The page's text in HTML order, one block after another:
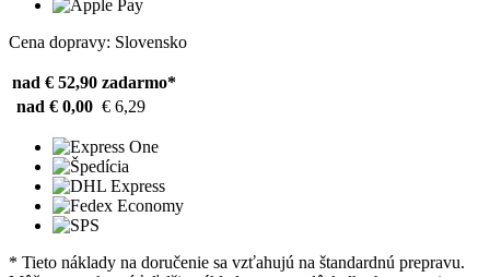
Cena dopravy: Slovensko
nad € 52,90 zadarmo*
nad € 0,00 € 6,29
* Tieto náklady na doručenie sa vzťahujú na štandardnú prepravu.